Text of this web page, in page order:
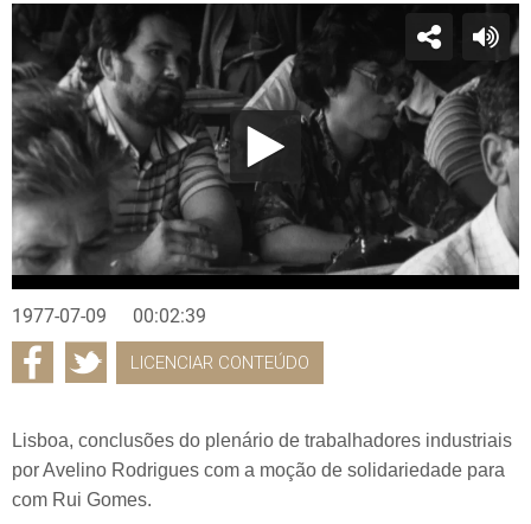
1977-07-09 00:02:39
LICENCIAR CONTEÚDO
Lisboa, conclusões do plenário de trabalhadores industriais
por Avelino Rodrigues com a moção de solidariedade para
com Rui Gomes.